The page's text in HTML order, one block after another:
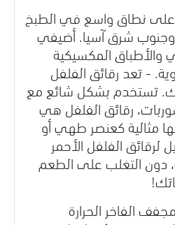
على نطاق واسع في الطبخ
شرق آسيا. أضيفي
والأطباق المكسيكية
- تعد رقائق الفلفل
تستخدم بشكل شائع مع
رقائق الفلفل هي
مثالية كعنصر طهي أو
لرقائق الفلفل الأحمر
التغلب على الطعم
الفاخر الحرارة